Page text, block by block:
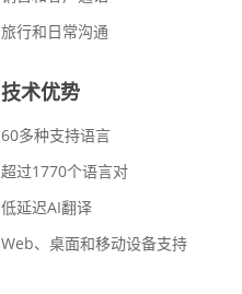
旅行和日常沟通
技术优势
60多种支持语言
超过1770个语言对
低延迟AI翻译
Web、桌面和移动设备支持